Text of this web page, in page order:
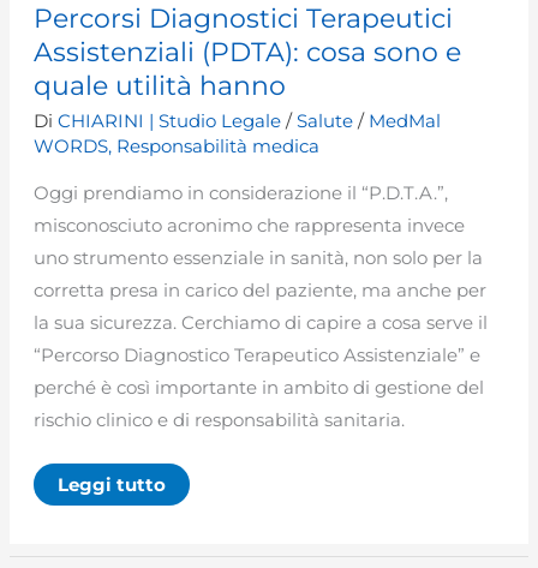
Percorsi Diagnostici Terapeutici
Assistenziali (PDTA): cosa sono e
quale utilità hanno
DiCHIARINI | Studio Legale/Salute / MedMal
WORDS, Responsabilità medica
Oggi prendiamo in considerazione il “P.D.T.A.”,
misconosciuto acronimo che rappresenta invece
uno strumento essenziale in sanità, non solo per la
corretta presa in carico del paziente, ma anche per
la sua sicurezza. Cerchiamo di capire a cosa serve il
“Percorso Diagnostico Terapeutico Assistenziale” e
perché è così importante in ambito di gestione del
rischio clinico e di responsabilità sanitaria.
Percorsi
Diagnostici
(PDTA):
Leggi tutto